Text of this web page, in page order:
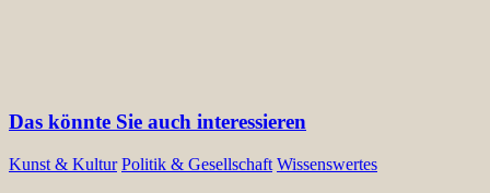
Das könnte Sie auch interessieren
Kunst & Kultur Politik & Gesellschaft Wissenswertes